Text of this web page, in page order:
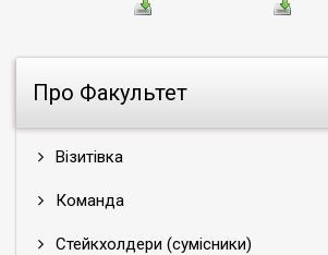
Про Факультет
Візитівка
Команда
Стейкхолдери (сумісники)